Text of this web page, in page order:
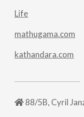
Life
mathugama.com
kathandara.com
88/5B, Cyril